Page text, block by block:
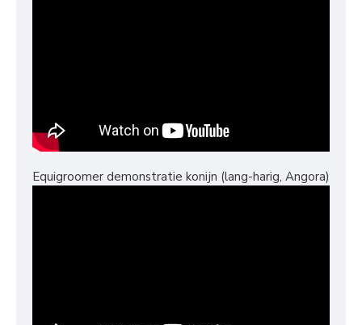
Equigroomer demonstratie konijn (lang-harig, Angora)